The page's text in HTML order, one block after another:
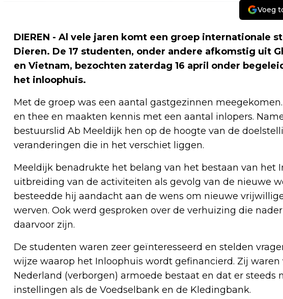
Voeg
DIEREN - Al vele jaren komt een groep internationale
Dieren. De 17 studenten, onder andere afkomstig uit
en Vietnam, bezochten zaterdag 16 april onder
het inloophuis.
Met de groep was een aantal gastgezinnen
en thee en maakten kennis met een aantal inlopers.
bestuurslid Ab Meeldijk hen op de hoogte van de
veranderingen die in het verschiet liggen.
Meeldijk benadrukte het belang van het bestaan van het
uitbreiding van de activiteiten als gevolg van de nieuwe
besteedde hij aandacht aan de wens om nieuwe
werven. Ook werd gesproken over de verhuizing die
daarvoor zijn.
De studenten waren zeer geïnteresseerd en stelden
wijze waarop het Inloophuis wordt gefinancierd. Zij waren
Nederland (verborgen) armoede bestaat en dat er steeds
instellingen als de Voedselbank en de Kledingbank.